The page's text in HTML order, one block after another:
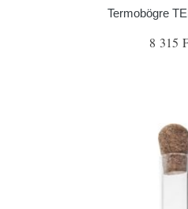
Termobögre
8 315